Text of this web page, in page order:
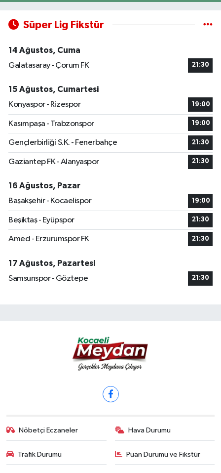
Süper Lig Fikstür
14 Ağustos, Cuma
Galatasaray - Çorum FK
21:30
15 Ağustos, Cumartesi
Konyaspor - Rizespor
19:00
Kasımpaşa - Trabzonspor 19:00
Gençlerbirliği S.K. - Fenerbahçe 21:30
Gaziantep FK - Alanyaspor 21:30
16 Ağustos, Pazar
Başakşehir - Kocaelispor
19:00
Beşiktaş - Eyüpspor 21:30
Amed - Erzurumspor FK 21:30
17 Ağustos, Pazartesi
Samsunspor - Göztepe
21:30
Nöbetçi Eczaneler Hava Durumu
Trafik Durumu Puan Durumu ve Fikstür